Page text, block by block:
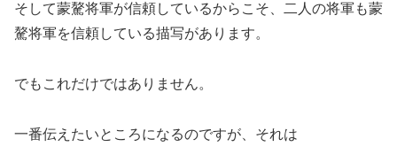
そして蒙驁将軍が信頼しているからこそ、二人の将軍も蒙
驁将軍を信頼している描写があります。
でもこれだけではありません。
一番伝えたいところになるのですが、それは